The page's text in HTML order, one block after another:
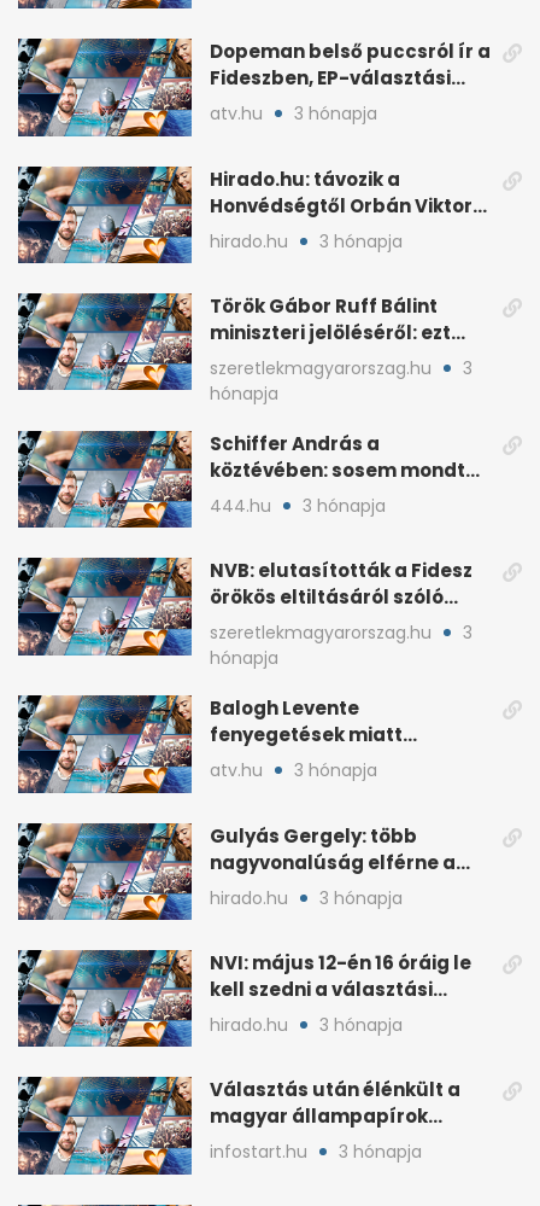
Dopeman belső puccsról ír a
Fideszben, EP-választási
árral
atv.hu 3 hónapja
Hirado.hu: távozik a
Honvédségtől Orbán Viktor
fia, Orbán Gáspár
hirado.hu 3 hónapja
Török Gábor Ruff Bálint
miniszteri jelöléséről: ezt
írta a posztjában
szeretlekmagyarorszag.hu
3
hónapja
Schiffer András a
köztévében: sosem mondta,
ki fog nyerni
444.hu 3 hónapja
NVB: elutasították a Fidesz
örökös eltiltásáról szóló
népszavazást
szeretlekmagyarorszag.hu
3
hónapja
Balogh Levente
fenyegetések miatt
lemondta erdélyi előadás-
atv.hu 3 hónapja
Gulyás Gergely: több
nagyvonalúság elférne a
kétharmados győztesekben
hirado.hu 3 hónapja
NVI: május 12-én 16 óráig le
kell szedni a választási
plakátokat
hirado.hu 3 hónapja
Választás után élénkült a
magyar állampapírok
lakossági értékesítése
infostart.hu 3 hónapja